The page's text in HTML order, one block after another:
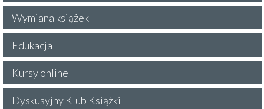
Wymiana książek
Edukacja
Kursy online
Dyskusyjny Klub Książki